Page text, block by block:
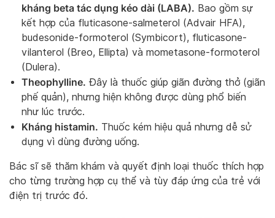
kháng beta tác dụng kéo dài (LABA). Bao gồm sự
kết hợp của fluticasone-salmeterol (Advair HFA),
budesonide-formoterol (Symbicort), fluticasone-
vilanterol (Breo, Ellipta) và mometasone-formoterol
(Dulera).
Theophylline. Đây là thuốc giúp giãn đường thở (giãn
phế quản), nhưng hiện không được dùng phổ biến
như lúc trước.
Kháng histamin. Thuốc kém hiệu quả nhưng dễ sử
dụng vì dùng đường uống.
Bác sĩ sẽ thăm khám và quyết định loại thuốc thích hợp
cho từng trường hợp cụ thể và tùy đáp ứng của trẻ với
điện trị trước đó.